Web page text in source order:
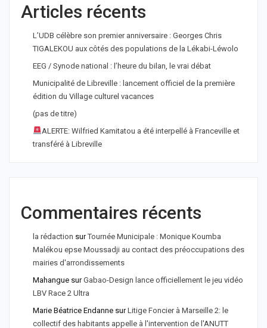
Articles récents
L’UDB célèbre son premier anniversaire : Georges Chris
TIGALEKOU aux côtés des populations de la Lékabi-Léwolo
EEG / Synode national : l’heure du bilan, le vrai débat
Municipalité de Libreville : lancement officiel de la première
édition du Village culturel vacances
(pas de titre)
ALERTE: Wilfried Kamitatou a été interpellé à Franceville et
transféré à Libreville
Commentaires récents
la rédaction surTournée Municipale : Monique Koumba
Malékou epse Moussadji au contact des préoccupations des
mairies d'arrondissements
Mahangue surGabao-Design lance officiellement le jeu vidéo
LBV Race 2 Ultra
Marie Béatrice Endanne surLitige Foncier à Marseille 2: le
collectif des habitants appelle à l'intervention de l'ANUTT